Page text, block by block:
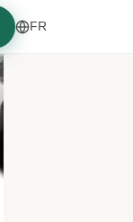
FR